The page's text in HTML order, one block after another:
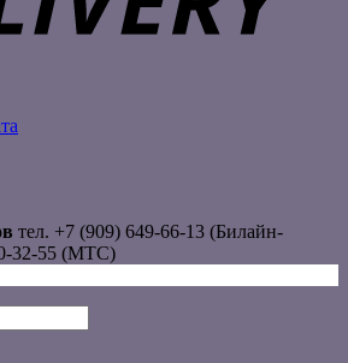
тел. +7 (909) 649-66-13 (Билайн-
32-55 (МТС)